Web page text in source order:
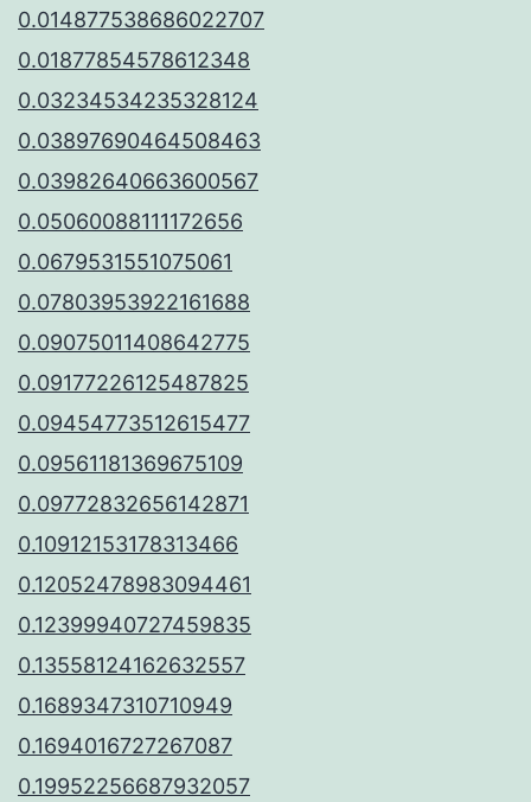
0.014877538686022707
0.01877854578612348
0.03234534235328124
0.03897690464508463
0.03982640663600567
0.05060088111172656
0.0679531551075061
0.07803953922161688
0.09075011408642775
0.09177226125487825
0.09454773512615477
0.09561181369675109
0.09772832656142871
0.10912153178313466
0.12052478983094461
0.12399940727459835
0.13558124162632557
0.1689347310710949
0.1694016727267087
0.19952256687932057